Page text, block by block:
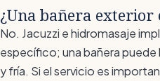
¿Una bañera exterior
No. Jacuzzi e hidromasaje
específico; una bañera puede
y fría. Si el servicio es